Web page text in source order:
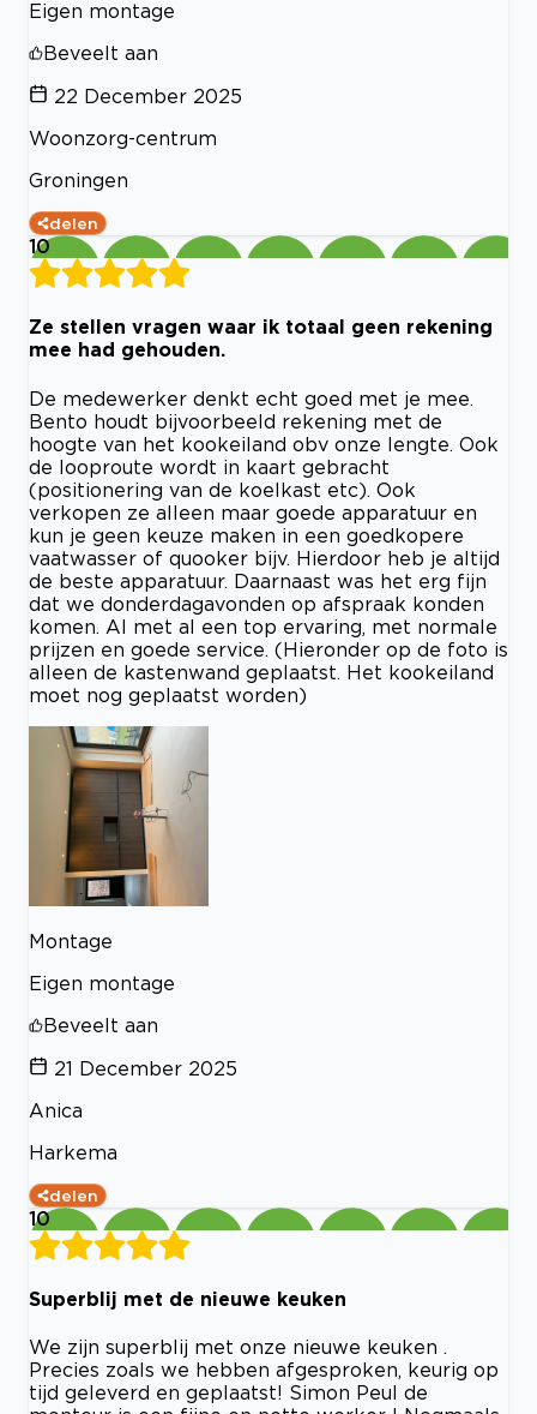
Eigen montage
Beveelt aan
22 December 2025
Woonzorg-centrum
Groningen
delen
10
Ze stellen vragen waar ik totaal geen rekening
mee had gehouden.
De medewerker denkt echt goed met je mee.
Bento houdt bijvoorbeeld rekening met de
hoogte van het kookeiland obv onze lengte. Ook
de looproute wordt in kaart gebracht
(positionering van de koelkast etc). Ook
verkopen ze alleen maar goede apparatuur en
kun je geen keuze maken in een goedkopere
vaatwasser of quooker bijv. Hierdoor heb je altijd
de beste apparatuur. Daarnaast was het erg fijn
dat we donderdagavonden op afspraak konden
komen. Al met al een top ervaring, met normale
prijzen en goede service. (Hieronder op de foto is
alleen de kastenwand geplaatst. Het kookeiland
moet nog geplaatst worden)
Montage
Eigen montage
Beveelt aan
21 December 2025
Anica
Harkema
delen
10
Superblij met de nieuwe keuken
We zijn superblij met onze nieuwe keuken .
Precies zoals we hebben afgesproken, keurig op
tijd geleverd en geplaatst! Simon Peul de